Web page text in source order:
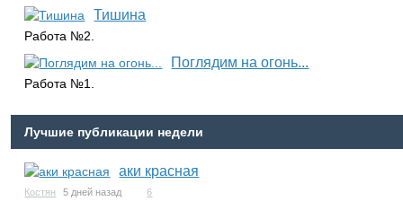
Тишина
Работа №2.
Поглядим на огонь...
Работа №1.
Лучшие публикации недели
аки красная
Костян 5 дней назад 6